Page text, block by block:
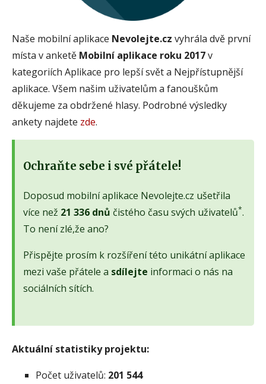
Naše mobilní aplikace Nevolejte.cz vyhrála dvě první
místa v anketě Mobilní aplikace roku 2017v
kategoriích Aplikace pro lepší svět a Nejpřístupnější
aplikace. Všem našim uživatelům a fanouškům
děkujeme za obdržené hlasy. Podrobné výsledky
ankety najdete zde.
Ochraňte sebe i své přátele!
Doposud mobilní aplikace Nevolejte.cz ušetřila
více než 21 336 dnů čistého času svých uživatelů*.
To není zlé,že ano?
Přispějte prosím k rozšíření této unikátní aplikace
mezi vaše přátele a sdílejte informaci o nás na
sociálních sítích.
Aktuální statistiky projektu:
Počet uživatelů: 201 544